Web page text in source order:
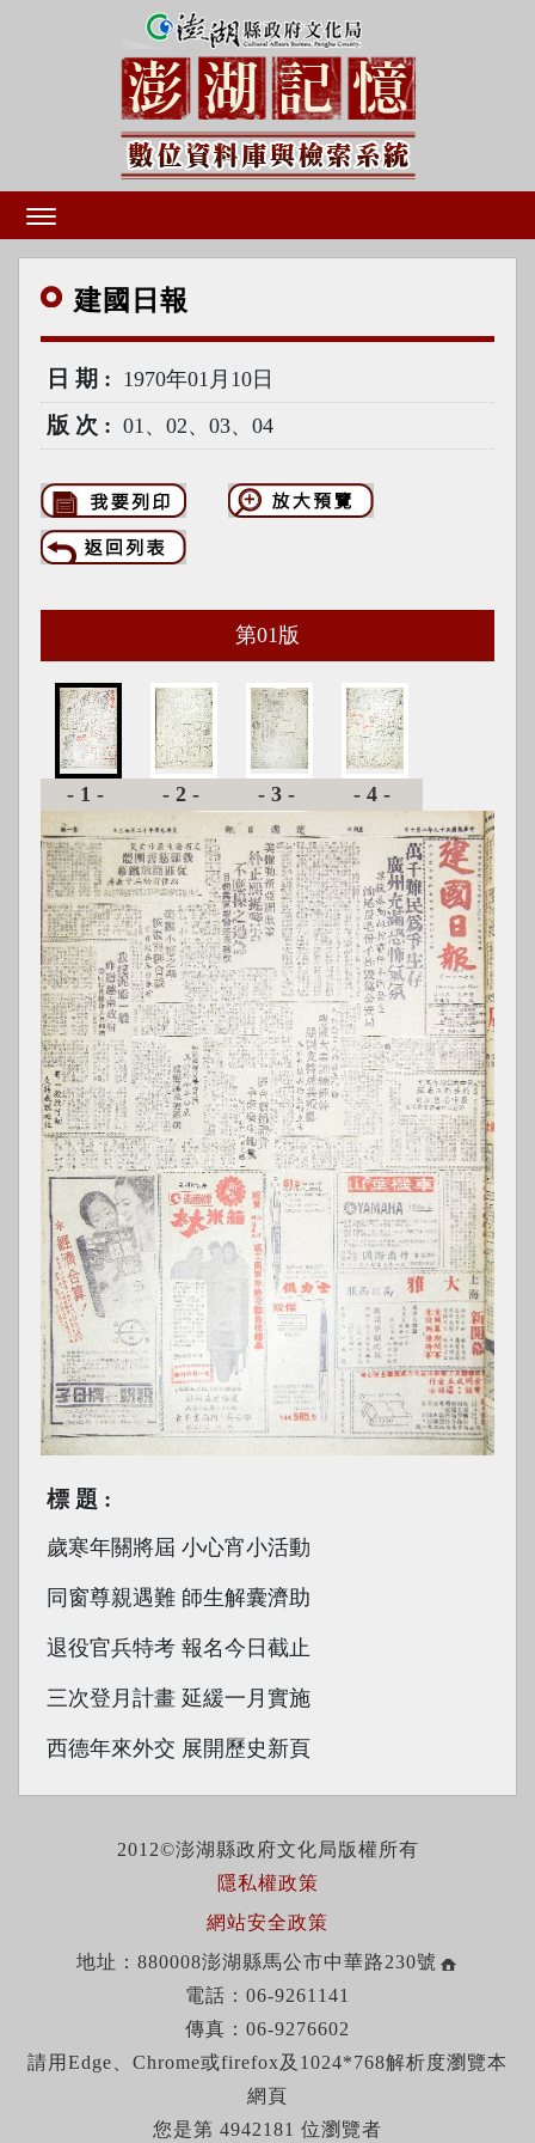
建國 日報
日期 1970年01月10日
版次 01、02、03、04
第01 版
-1- -2- -3- -4-
標題
歲寒年關將屆 小心宵小活動
同窗尊親遇難 師生解囊濟助
退役官兵特考 報名今日截止
三次登月計畫 延緩一月實施
西德年來外交 展開歷史新頁
2012©澎湖縣政府文化局版權所有
隱私權政策
網站安全政策
地址：880008澎湖縣馬公市中華路230號
電話：06-9261141
傳真：06-9276602
請用Edge、Chrome或firefox及1024*768解析度瀏覽本
網頁
您是第 4942181 位瀏覽者